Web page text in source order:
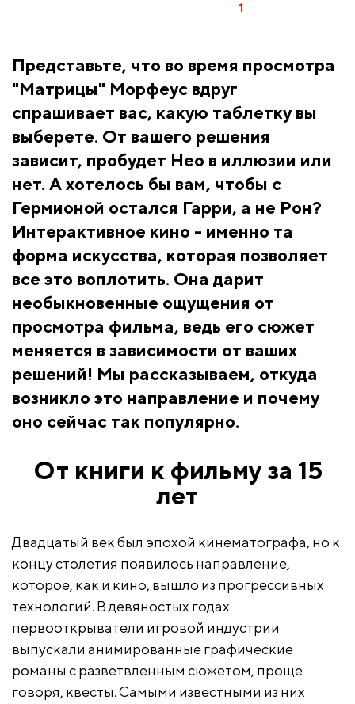
1
Представьте, что во время просмотра
"Матрицы" Морфеус вдруг
спрашивает вас, какую таблетку вы
выберете. От вашего решения
зависит, пробудет Нео в иллюзии или
нет. А хотелось бы вам, чтобы с
Гермионой остался Гарри, а не Рон?
Интерактивное кино - именно та
форма искусства, которая позволяет
все это воплотить. Она дарит
необыкновенные ощущения от
просмотра фильма, ведь его сюжет
меняется в зависимости от ваших
решений! Мы рассказываем, откуда
возникло это направление и почему
оно сейчас так популярно.
От книги к фильму за 15
лет
Двадцатый век был эпохой кинематографа, но к
концу столетия появилось направление,
которое, как и кино, вышло из прогрессивных
технологий. В девяностых годах
первооткрыватели игровой индустрии
выпускали анимированные графические
романы с разветвленным сюжетом, проще
говоря, квесты. Самыми известными из них